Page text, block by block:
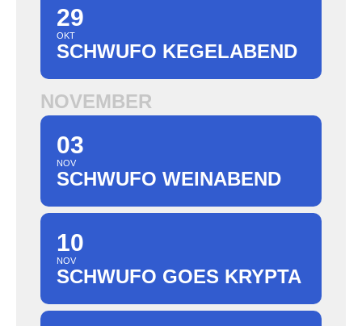
29
OKT
SCHWUFO KEGELABEND
NOVEMBER
03
NOV
SCHWUFO WEINABEND
10
NOV
SCHWUFO GOES KRYPTA